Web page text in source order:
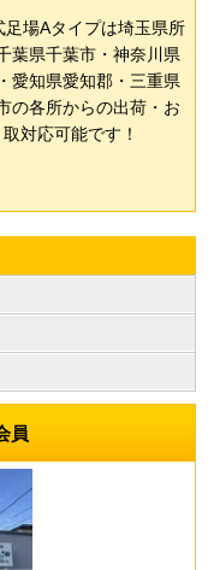
足場Aタイプは埼玉県所
葉県千葉市・神奈川県
愛知県愛知郡・三重県
の各所からの出荷・お
取対応可能です！
員